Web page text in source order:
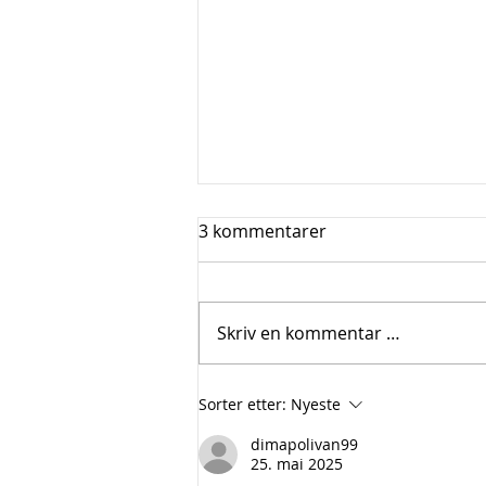
Boligmesse Oslo 28 feb -1
3 kommentarer
Skriv en kommentar …
Sorter etter: Nyeste
dimapolivan99
25. mai 2025